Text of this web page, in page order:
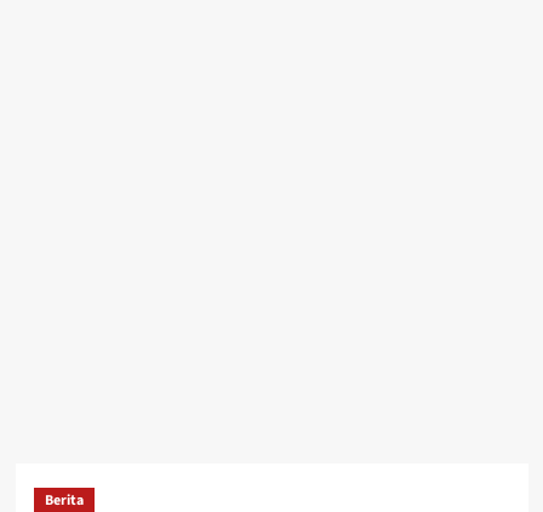
Berita